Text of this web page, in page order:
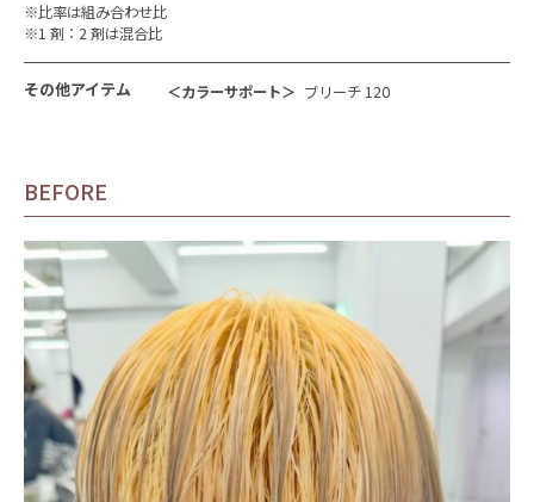
※比率は組み合わせ比
※1 剤：2 剤は混合比
その他アイテム ＜カラーサポート＞ ブリーチ 120
BEFORE